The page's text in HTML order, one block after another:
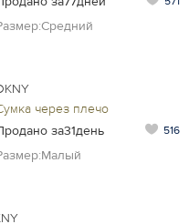
через плечо
за31день
516